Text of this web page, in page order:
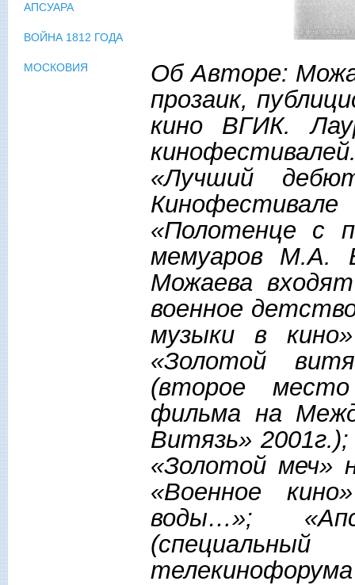
Об Авторе:
прозаик,
кино ВГИК.
«Лучший
«Полотенце с
мемуаров М.А.
Можаева
военное
музыки в
«Золотой
(второе место
фильма на
Витязь»
«Золотой меч»
«Военное
воды…»;
АПСУАРА
ВОЙНА 1812 ГОДА
МОСКОВИЯ